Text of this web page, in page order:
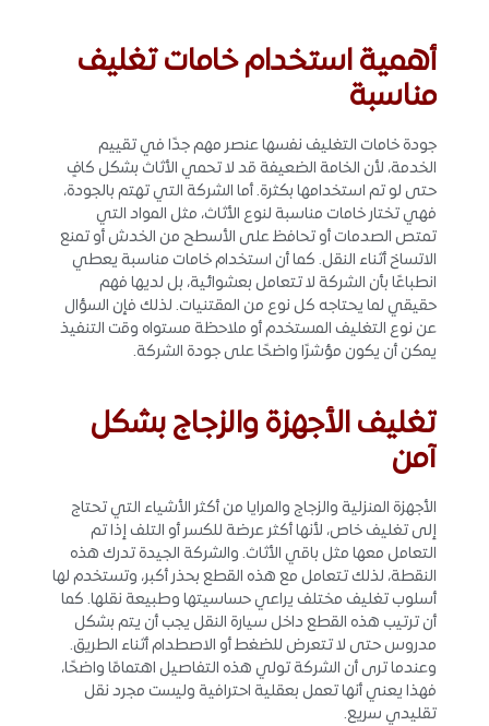
أهمية استخدام خامات تغليف
مناسبة
جودة خامات التغليف نفسها عنصر مهم جدًا في تقييم
الخدمة، لأن الخامة الضعيفة قد لا تحمي الأثاث بشكل كافٍ
حتى لو تم استخدامها بكثرة. أما الشركة التي تهتم بالجودة،
فهي تختار خامات مناسبة لنوع الأثاث، مثل المواد التي
تمتص الصدمات أو تحافظ على الأسطح من الخدش أو تمنع
الاتساخ أثناء النقل. كما أن استخدام خامات مناسبة يعطي
انطباعًا بأن الشركة لا تتعامل بعشوائية، بل لديها فهم
حقيقي لما يحتاجه كل نوع من المقتنيات. لذلك فإن السؤال
عن نوع التغليف المستخدم أو ملاحظة مستواه وقت التنفيذ
يمكن أن يكون مؤشرًا واضحًا على جودة الشركة.
تغليف الأجهزة والزجاج بشكل
آمن
الأجهزة المنزلية والزجاج والمرايا من أكثر الأشياء التي تحتاج
إلى تغليف خاص، لأنها أكثر عرضة للكسر أو التلف إذا تم
التعامل معها مثل باقي الأثاث. والشركة الجيدة تدرك هذه
النقطة، لذلك تتعامل مع هذه القطع بحذر أكبر، وتستخدم لها
أسلوب تغليف مختلف يراعي حساسيتها وطبيعة نقلها. كما
أن ترتيب هذه القطع داخل سيارة النقل يجب أن يتم بشكل
مدروس حتى لا تتعرض للضغط أو الاصطدام أثناء الطريق.
وعندما ترى أن الشركة تولي هذه التفاصيل اهتمامًا واضحًا،
فهذا يعني أنها تعمل بعقلية احترافية وليست مجرد نقل
تقليدي سريع.